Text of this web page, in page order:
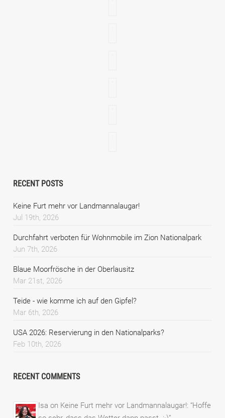
RECENT POSTS
Keine Furt mehr vor Landmannalaugar!
Jul 19th, 2026
Durchfahrt verboten für Wohnmobile im Zion Nationalpark
Jun 7th, 2026
Blaue Moorfrösche in der Oberlausitz
Mar 21st, 2026
Teide - wie komme ich auf den Gipfel?
Mar 6th, 2026
USA 2026: Reservierung in den Nationalparks?
Feb 10th, 2026
RECENT COMMENTS
Isa on Keine Furt mehr vor Landmannalaugar!: “Hoffe